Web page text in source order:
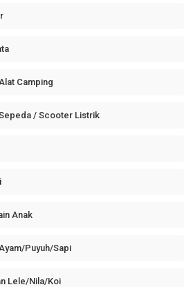
Camping
/ Scooter Listrik
Anak
Puyuh/Sapi
Lele/Nila/Koi